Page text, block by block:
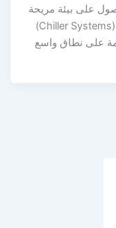
على بيئة مريحة
وفعالة من حيث التكلفة والطاقة. الشيلر (Chiller Systems)
على نطاق واسع